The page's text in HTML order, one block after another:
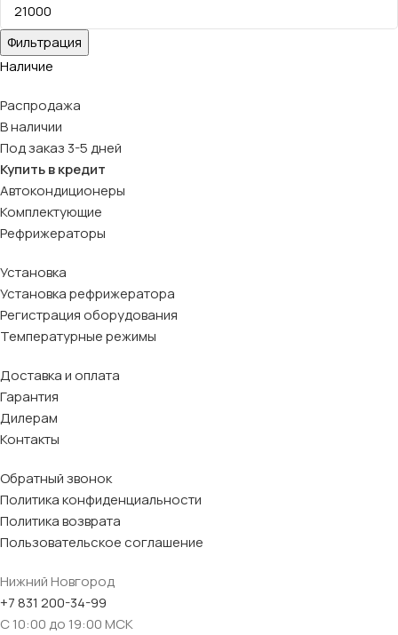
Фильтрация
Наличие
Распродажа
В наличии
Под заказ 3-5 дней
Купить в кредит
Автокондиционеры
Комплектующие
Рефрижераторы
Установка
Установка рефрижератора
Регистрация оборудования
Температурные режимы
Доставка и оплата
Гарантия
Дилерам
Контакты
Обратный звонок
Политика конфиденциальности
Политика возврата
Пользовательское соглашение
Нижний Новгород
+7 831 200-34-99
С 10:00 до 19:00 МСК